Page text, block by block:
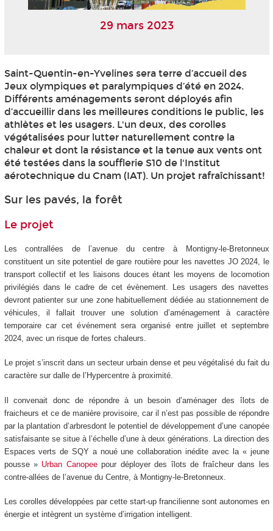
29 mars 2023
Saint-Quentin-en-Yvelines sera terre d’accueil des
Jeux olympiques et paralympiques d’été en 2024.
Différents aménagements seront déployés afin
d’accueillir dans les meilleures conditions le public, les
athlètes et les usagers. L'un deux, des corolles
végétalisées pour lutter naturellement contre la
chaleur et dont la résistance et la tenue aux vents ont
été testées dans la soufflerie S10 de l'Institut
aérotechnique du Cnam (IAT). Un projet rafraîchissant!
Sur les pavés, la forêt
Le projet
Les contrallées de l’avenue du centre à Montigny-le-Bretonneux
constituent un site potentiel de gare routière pour les navettes JO 2024, le
transport collectif et les liaisons douces étant les moyens de locomotion
privilégiés dans le cadre de cet évènement. Les usagers des navettes
devront patienter sur une zone habituellement dédiée au stationnement de
véhicules, il fallait trouver une solution d’aménagement à caractère
temporaire car cet événement sera organisé entre juillet et septembre
2024, avec un risque de fortes chaleurs.
Le projet s’inscrit dans un secteur urbain dense et peu végétalisé du fait du
caractère sur dalle de l’Hypercentre à proximité.
Il convenait donc de répondre à un besoin d’aménager des îlots de
fraicheurs et ce de manière provisoire, car il n’est pas possible de répondre
par la plantation d’arbresdont le potentiel de développement d’une canopée
satisfaisante se situe à l’échelle d’une à deux générations. La direction des
Espaces verts de SQY a noué une collaboration inédite avec la « jeune
pousse » Urban Canopeepour déployer des îlots de fraîcheur dans les
contre-allées de l’avenue du Centre, à Montigny-le-Bretonneux.
Les corolles développées par cette start-up francilienne sont autonomes en
énergie et intègrent un système d’irrigation intelligent.